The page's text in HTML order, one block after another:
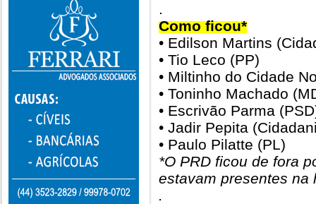
.
Como ficou*
• Edilson Martins
• Tio Leco (PP)
• Miltinho do Cidade
• Toninho Machado
• Escrivão Parma
• Jadir Pepita
• Paulo Pilatte (PL)
*O PRD ficou de fora
estavam presentes na
.